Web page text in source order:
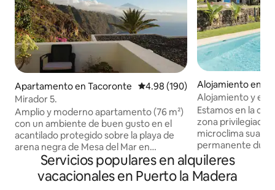
Apartamento en Tacoronte Calificación promedio: 4.98 de
4.98 (190)
Mirador 5.
Amplio y moderno apartamento (76 m²)
con un ambiente de buen gusto en el
acantilado protegido sobre la playa de
arena negra de Mesa del Mar en
Tacoronte. Grandes ventanas con
increíbles vistas del Teide y el Atlántico.
Esta es una zona verde en el norte de
Alojamiento en El
Alojamiento y escapada. Eterna
primavera.
Estamos en la cara norte de
zona privilegiada y verde con un
microclima suave
permanente
invadida por el turismo. De
agrícola de
En la Hacienda
Servicios populares en alquileres
vacacionales en Puerto la Madera